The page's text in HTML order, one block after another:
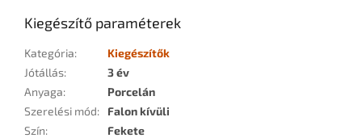
Kiegészítő paraméterek
Kategória:
Kiegészítők
Jótállás:
3 év
Anyaga:
Porcelán
Szerelési mód:
Falon kívüli
Szín: Fekete